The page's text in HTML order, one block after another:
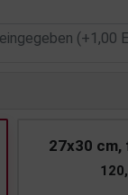
(+1,00
27x30